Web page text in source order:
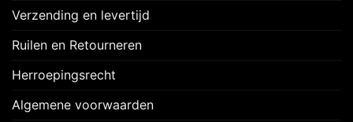
Verzending en levertijd
Ruilen en Retourneren
Herroepingsrecht
Algemene voorwaarden